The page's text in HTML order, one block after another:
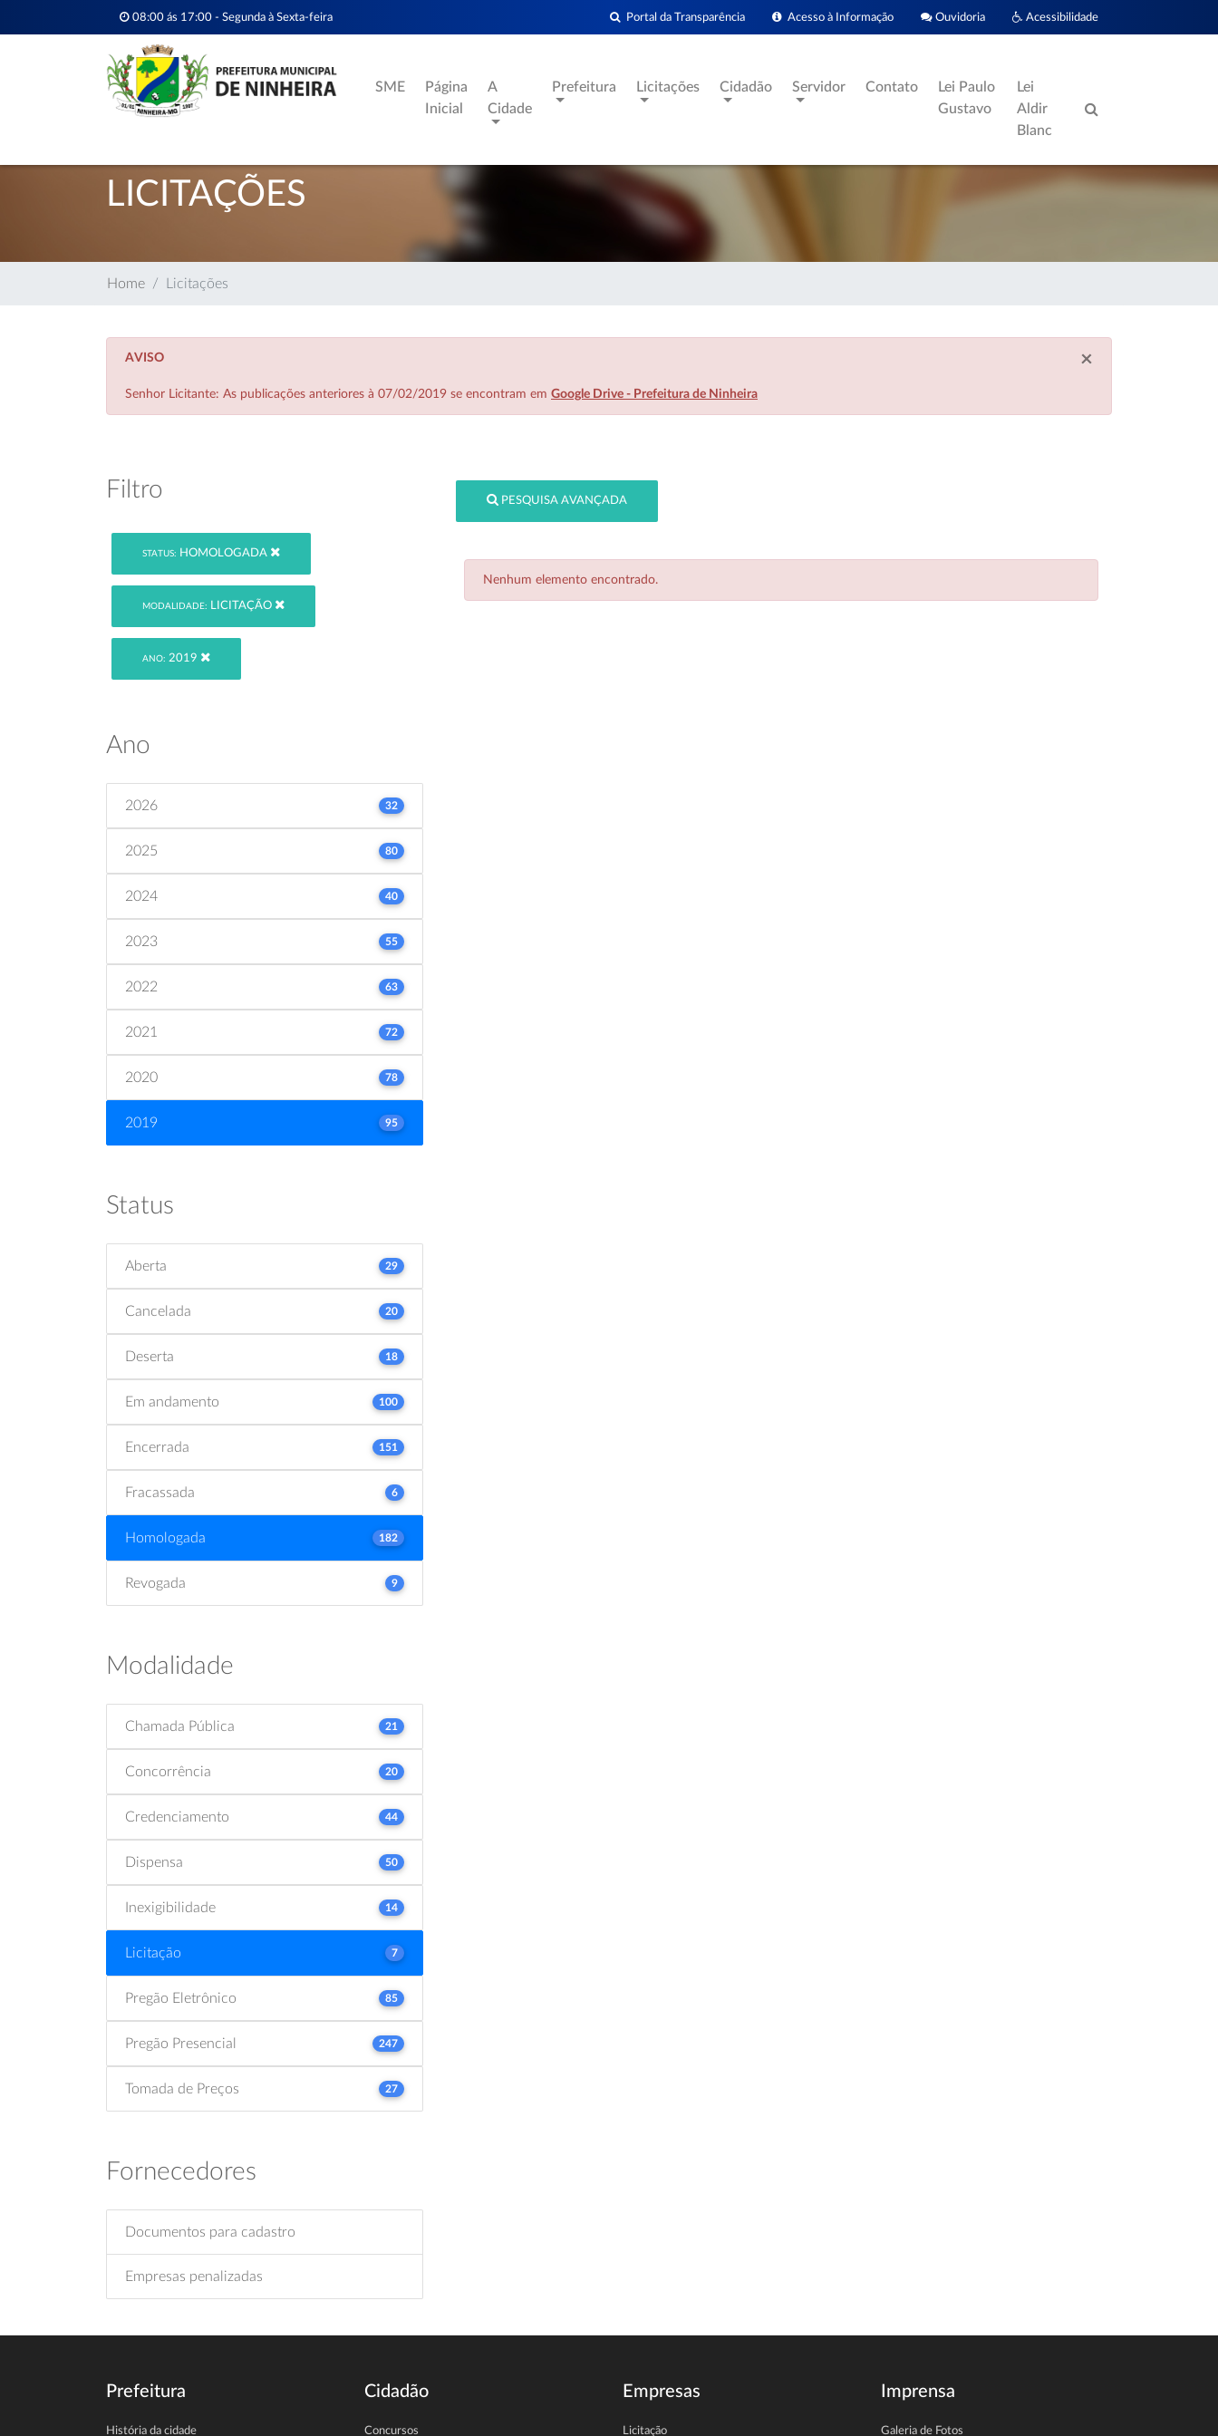
08:00 ás 17:00 - Segunda à Sexta-feira Acessibilidade
Ouvidoria
Acesso à Informação
Portal da Transparência
SME
Página
Inicial
A
Cidade
Prefeitura Licitações Cidadão Servidor Contato
Lei Paulo
Gustavo
Lei
Aldir
Blanc
LICITAÇÕES
Home Licitações
×
AVISO
Senhor Licitante: As publicações anteriores à 07/02/2019 se encontram em Google Drive - Prefeitura de Ninheira
Filtro
STATUS: HOMOLOGADA
MODALIDADE: LICITAÇÃO
ANO: 2019
Ano
2026 32
2025 80
2024 40
2023 55
2022 63
2021 72
2020 78
2019 95
Status
Aberta 29
Cancelada 20
Deserta 18
Em andamento 100
Encerrada 151
Fracassada 6
Homologada 182
Revogada 9
Modalidade
Chamada Pública 21
Concorrência 20
Credenciamento 44
Dispensa 50
Inexigibilidade 14
Licitação 7
Pregão Eletrônico 85
Pregão Presencial 247
Tomada de Preços 27
Fornecedores
Documentos para cadastro
Empresas penalizadas
PESQUISA AVANÇADA
Nenhum elemento encontrado.
Prefeitura
História da cidade
Cidadão
Concursos
Empresas
Licitação
Imprensa
Galeria de Fotos